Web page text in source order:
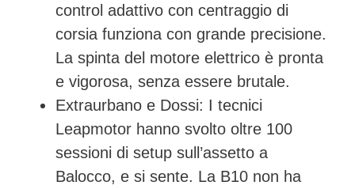
control adattivo con centraggio di
corsia funziona con grande precisione.
La spinta del motore elettrico è pronta
e vigorosa, senza essere brutale.
Extraurbano e Dossi: I tecnici
Leapmotor hanno svolto oltre 100
sessioni di setup sull’assetto a
Balocco, e si sente. La B10 non ha